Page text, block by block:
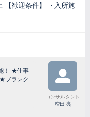
【歓迎条件】 ・入所施
！ ★仕事
ブランク
コンサルタント
増田 亮